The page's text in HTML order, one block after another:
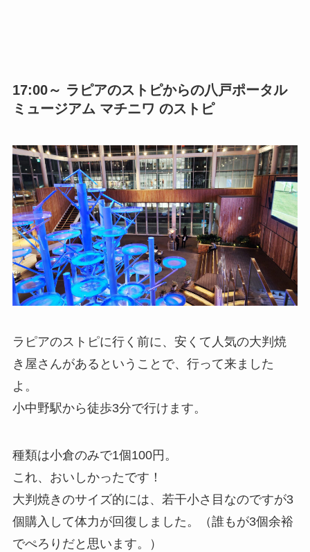
17:00～ ラピアのストピからの八戸ポータル
ミュージアム マチニワ のストピ
ラピアのストピに行く前に、安くて人気の大判焼
き屋さんがあるということで、行って来ました
よ。
小中野駅から徒歩3分で行けます。
種類は小倉のみで1個100円。
これ、おいしかったです！
大判焼きのサイズ的には、若干小さ目なのですが3
個購入して体力が回復しました。（誰もが3個余裕
でぺろりだと思います。）